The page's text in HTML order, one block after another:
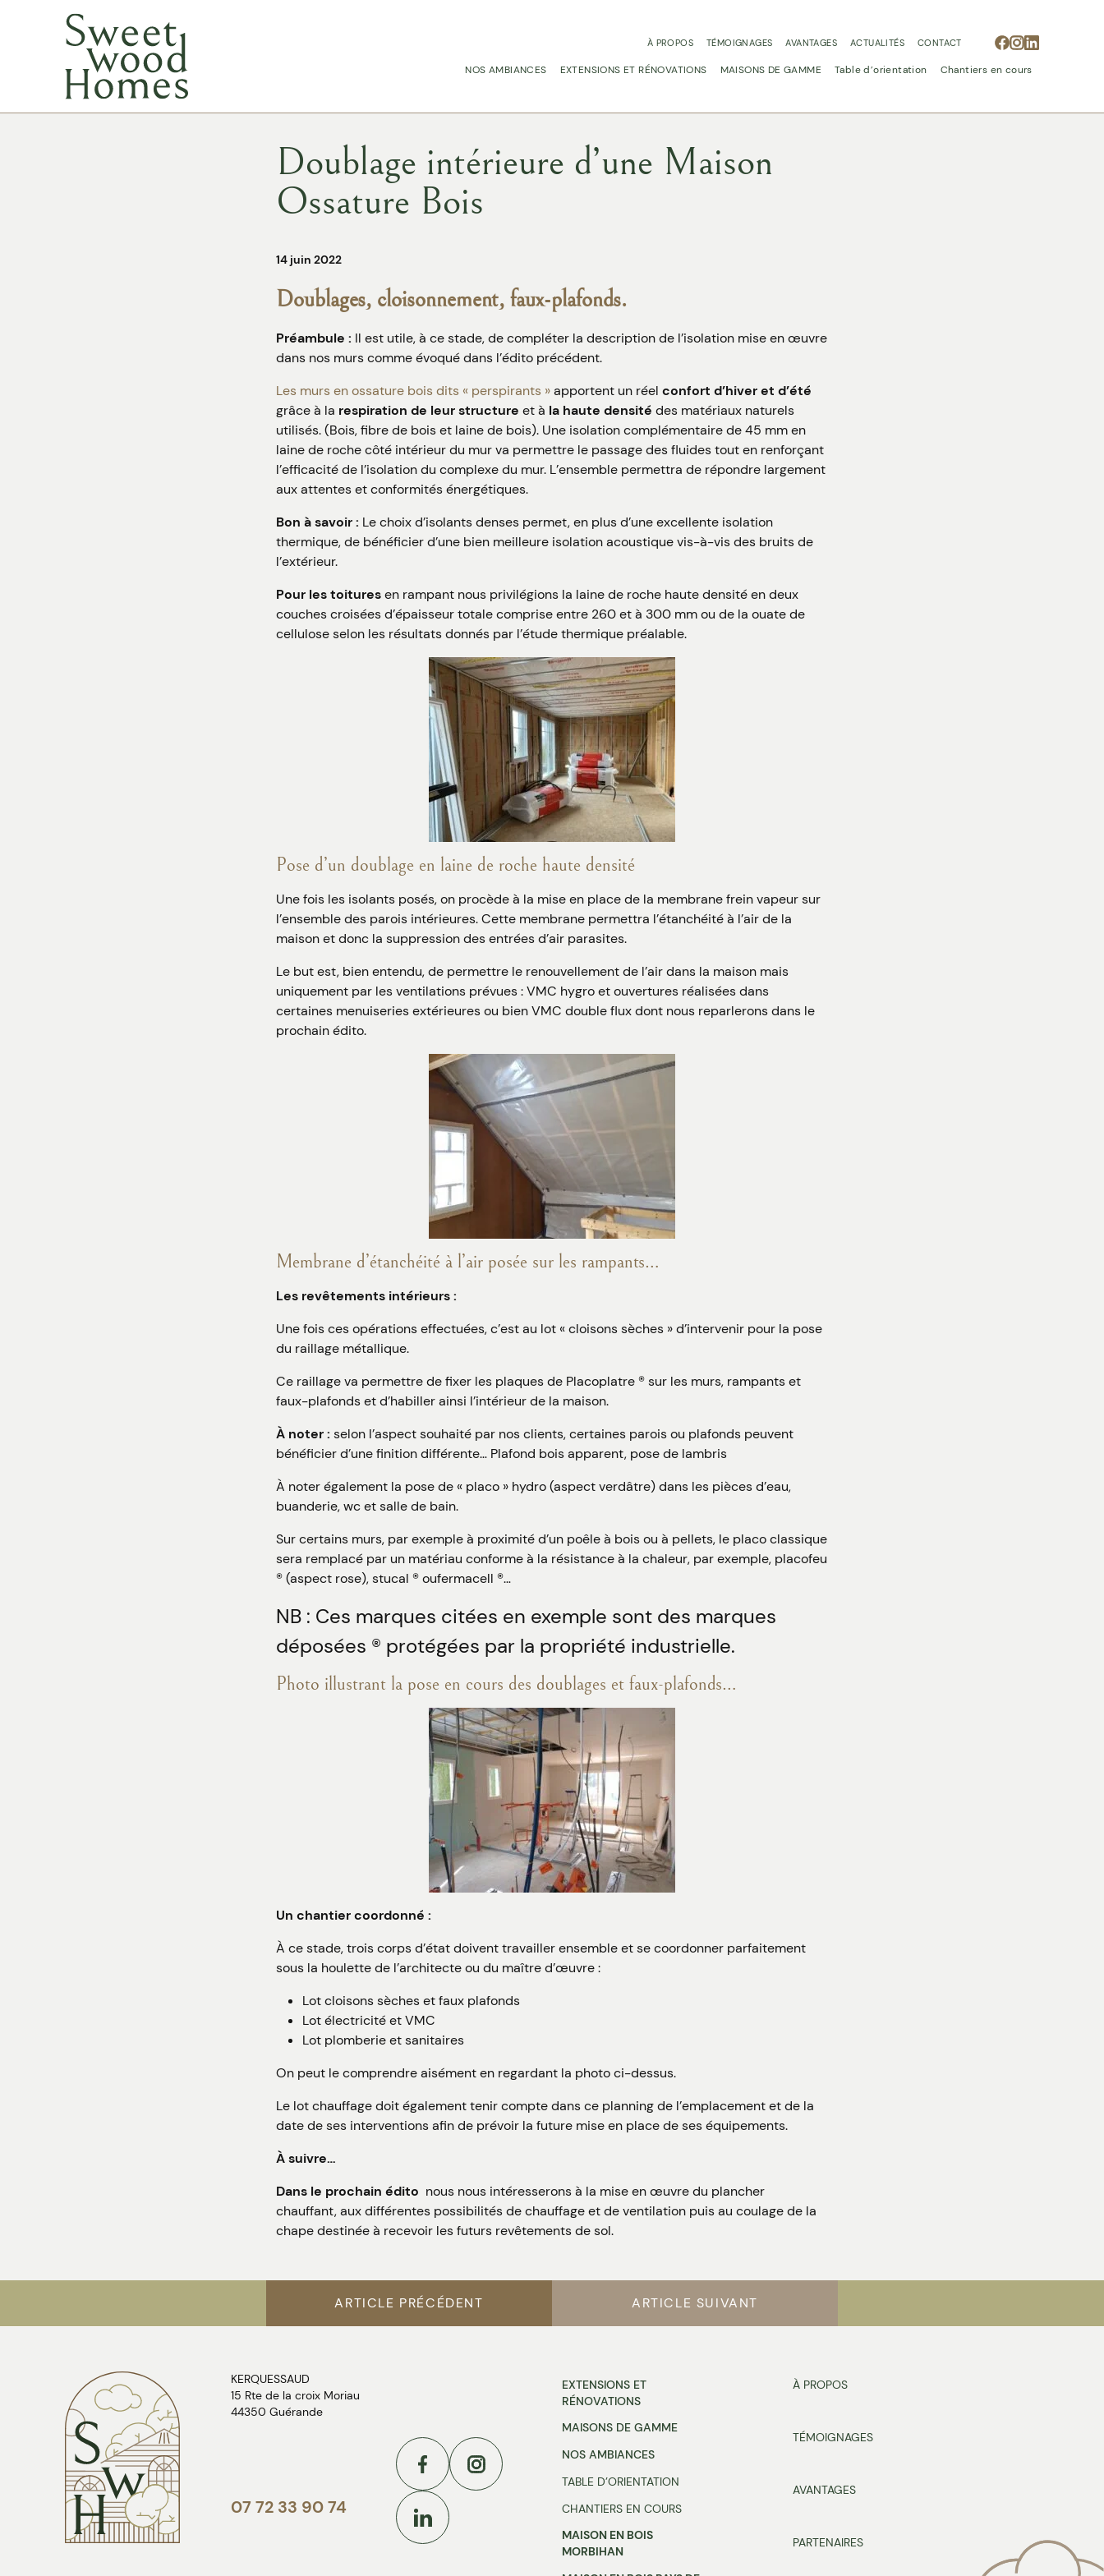
À PROPOS TÉMOIGNAGES AVANTAGES ACTUALITÉS CONTACT
NOS AMBIANCES EXTENSIONS ET RÉNOVATIONS MAISONS DE GAMME Table d’orientation Chantiers en cours
Doublage intérieure d’une Maison
Ossature Bois
14 juin 2022
Doublages, cloisonnement, faux-plafonds.
Préambule : Il est utile, à ce stade, de compléter la description de l’isolation mise en œuvre
dans nos murs comme évoqué dans l’édito précédent.
Les murs en ossature bois dits « perspirants »apportent un réel confort d’hiver et d’été
grâce à la respiration de leur structure et à la haute densité des matériaux naturels
utilisés. (Bois, fibre de bois et laine de bois). Une isolation complémentaire de 45 mm en
laine de roche côté intérieur du mur va permettre le passage des fluides tout en renforçant
l’efficacité de l’isolation du complexe du mur. L’ensemble permettra de répondre largement
aux attentes et conformités énergétiques.
Bon à savoir : Le choix d’isolants denses permet, en plus d’une excellente isolation
thermique, de bénéficier d’une bien meilleure isolation acoustique vis-à-vis des bruits de
l’extérieur.
Pour les toituresen rampant nous privilégions la laine de roche haute densité en deux
couches croisées d’épaisseur totale comprise entre 260 et à 300 mm ou de la ouate de
cellulose selon les résultats donnés par l’étude thermique préalable.
Pose d’un doublage en laine de roche haute densité
Une fois les isolants posés, on procède à la mise en place de la membrane frein vapeur sur
l’ensemble des parois intérieures. Cette membrane permettra l’étanchéité à l’air de la
maison et donc la suppression des entrées d’air parasites.
Le but est, bien entendu, de permettre le renouvellement de l’air dans la maison mais
uniquement par les ventilations prévues : VMC hygro et ouvertures réalisées dans
certaines menuiseries extérieures ou bien VMC double flux dont nous reparlerons dans le
prochain édito.
Membrane d’étanchéité à l’air posée sur les rampants…
Les revêtements intérieurs :
Une fois ces opérations effectuées, c’est au lot « cloisons sèches » d’intervenir pour la pose
du raillage métallique.
Ce raillage va permettre de fixer les plaques de Placoplatre ® sur les murs, rampants et
faux-plafonds et d’habiller ainsi l’intérieur de la maison.
À noter : selon l’aspect souhaité par nos clients, certaines parois ou plafonds peuvent
bénéficier d’une finition différente… Plafond bois apparent, pose de lambris
À noter également la pose de « placo » hydro (aspect verdâtre) dans les pièces d’eau,
buanderie, wc et salle de bain.
Sur certains murs, par exemple à proximité d’un poêle à bois ou à pellets, le placo classique
sera remplacé par un matériau conforme à la résistance à la chaleur, par exemple, placofeu
® (aspect rose), stucal ® oufermacell ®…
NB : Ces marques citées en exemple sont des marques
déposées ® protégées par la propriété industrielle.
Photo illustrant la pose en cours des doublages et faux-plafonds…
Un chantier coordonné :
À ce stade, trois corps d’état doivent travailler ensemble et se coordonner parfaitement
sous la houlette de l’architecte ou du maître d’œuvre :
Lot cloisons sèches et faux plafonds
Lot électricité et VMC
Lot plomberie et sanitaires
On peut le comprendre aisément en regardant la photo ci-dessus.
Le lot chauffage doit également tenir compte dans ce planning de l’emplacement et de la
date de ses interventions afin de prévoir la future mise en place de ses équipements.
À suivre…
Dans le prochain édito nous nous intéresserons à la mise en œuvre du plancher
chauffant, aux différentes possibilités de chauffage et de ventilation puis au coulage de la
chape destinée à recevoir les futurs revêtements de sol.
ARTICLE PRÉCÉDENT ARTICLE SUIVANT
KERQUESSAUD
15 Rte de la croix Moriau
44350 Guérande
07 72 33 90 74
Facebook
EXTENSIONS ET
RÉNOVATIONS
MAISONS DE GAMME
NOS AMBIANCES
TABLE D’ORIENTATION
CHANTIERS EN COURS
MAISON EN BOIS
MORBIHAN
À PROPOS
TÉMOIGNAGES
AVANTAGES
PARTENAIRES